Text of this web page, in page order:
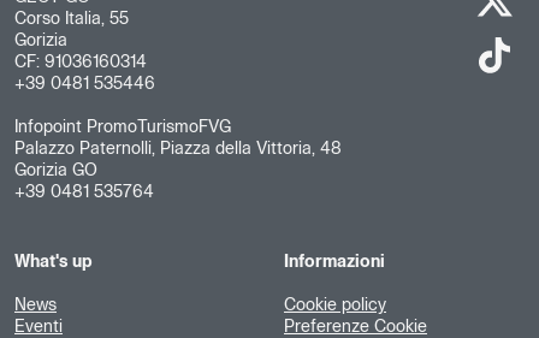
Corso Italia, 55
Gorizia
CF: 91036160314
+39 0481 535446
Infopoint PromoTurismoFVG
Palazzo Paternolli, Piazza della Vittoria, 48
Gorizia GO
+39 0481 535764
What's up
News
Eventi
Informazioni
Cookie policy
Preferenze Cookie